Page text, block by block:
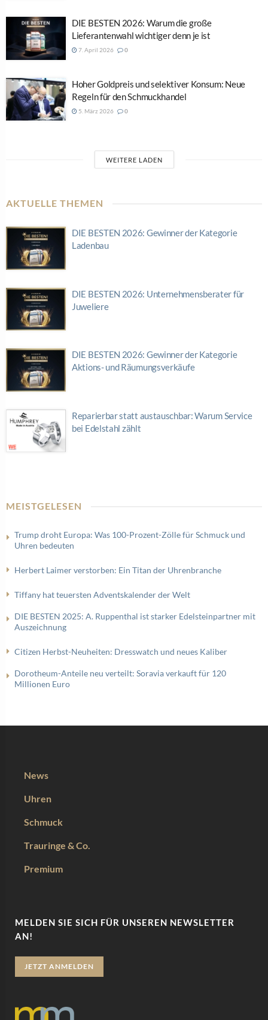
DIE BESTEN 2026: Warum die große
Lieferantenwahl wichtiger denn je ist
7. April 2026 0
Hoher Goldpreis und selektiver Konsum: Neue
Regeln für den Schmuckhandel
5. März 2026 0
WEITERE LADEN
AKTUELLE THEMEN
DIE BESTEN 2026: Gewinner der Kategorie
Ladenbau
DIE BESTEN 2026: Unternehmensberater für
Juweliere
DIE BESTEN 2026: Gewinner der Kategorie
Aktions- und Räumungsverkäufe
Reparierbar statt austauschbar: Warum Service
bei Edelstahl zählt
MEISTGELESEN
Trump droht Europa: Was 100-Prozent-Zölle für Schmuck und
Uhren bedeuten
Herbert Laimer verstorben: Ein Titan der Uhrenbranche
Tiffany hat teuersten Adventskalender der Welt
DIE BESTEN 2025: A. Ruppenthal ist starker Edelsteinpartner mit
Auszeichnung
Citizen Herbst-Neuheiten: Dresswatch und neues Kaliber
Dorotheum-Anteile neu verteilt: Soravia verkauft für 120
Millionen Euro
News
Uhren
Schmuck
Trauringe & Co.
Premium
MELDEN SIE SICH FÜR UNSEREN NEWSLETTER
AN!
JETZT ANMELDEN